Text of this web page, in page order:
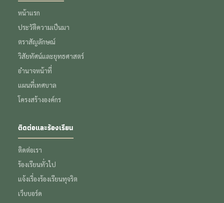
หน้าแรก
ประวัติความเป็นมา
ตราสัญลักษณ์
วิสัยทัศน์และยุทธศาสตร์
อำนาจหน้าที่
แผนที่เทศบาล
โครงสร้างองค์กร
ติดต่อและร้องเรียน
ติดต่อเรา
ร้องเรียนทั่วไป
แจ้งเรื่องร้องเรียนทุจริต
เว็บบอร์ด